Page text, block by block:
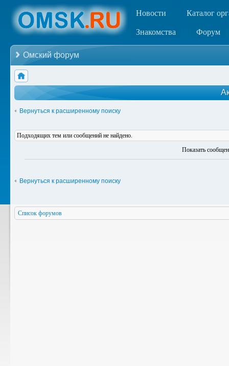
Новости Каталог
Знакомства Форум
Омский форум
Вернуться к расширенному поиску
Подходящих тем или сообщений не найдено.
Показать
Вернуться к расширенному поиску
Список форумов